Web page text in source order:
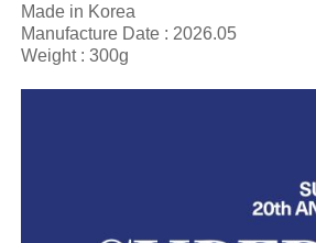
Made in Korea
Manufacture Date : 2026.05
Weight : 300g